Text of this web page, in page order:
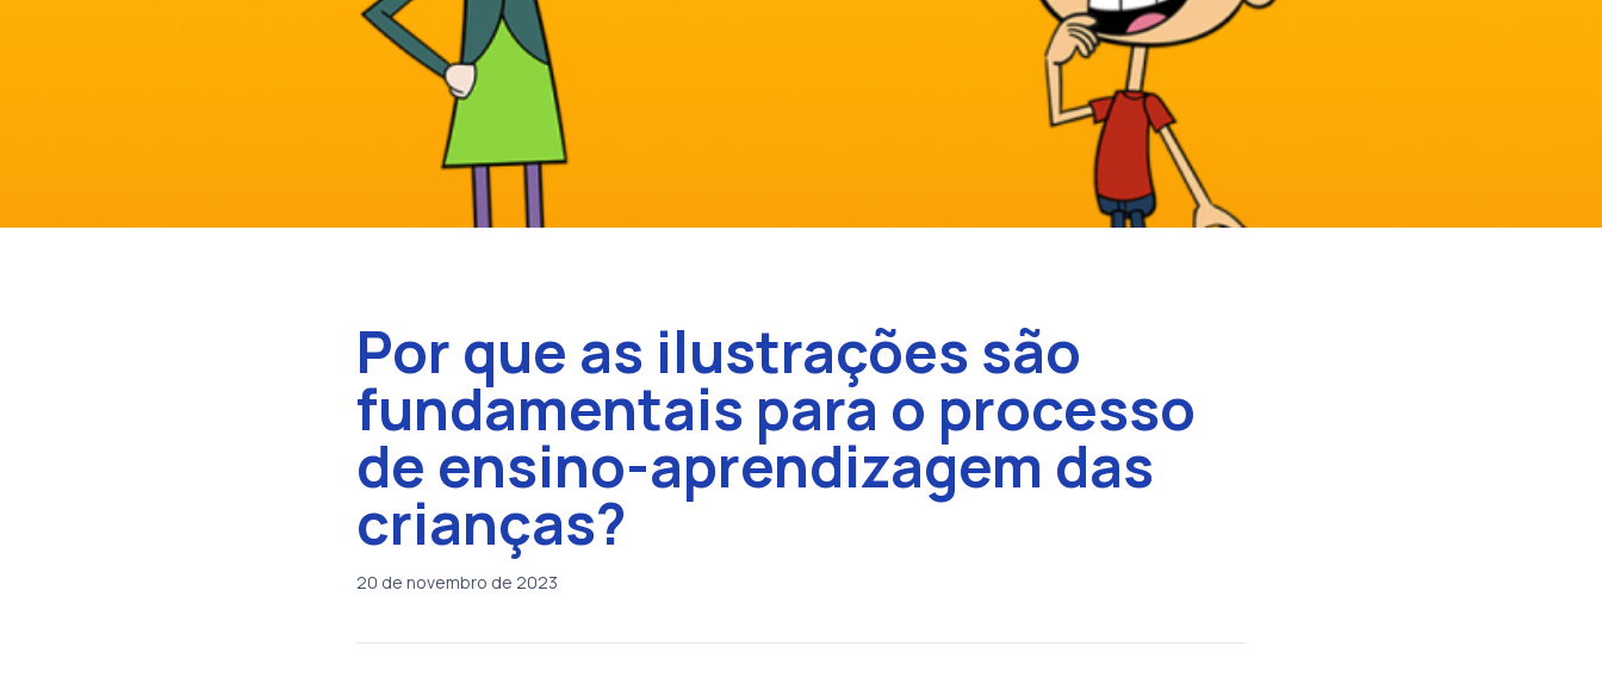
Por que as ilustrações são
fundamentais para o processo
de ensino-aprendizagem das
crianças?
20 de novembro de 2023